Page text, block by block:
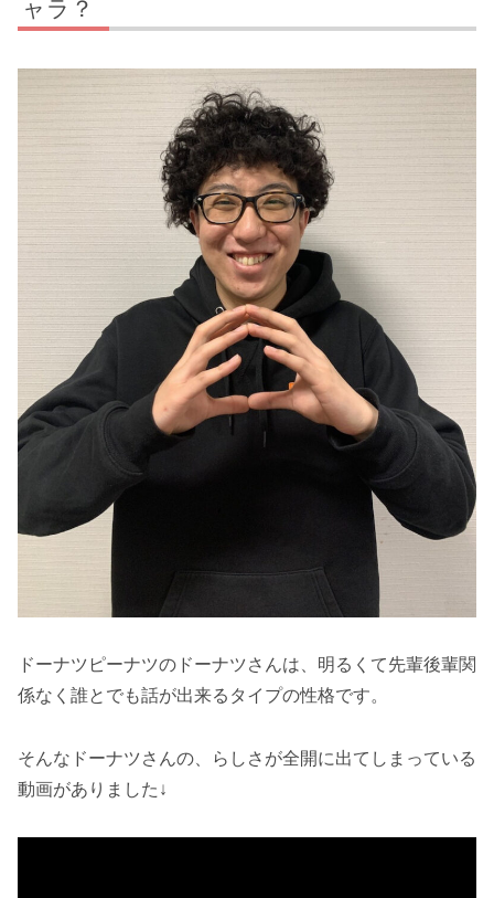
ャラ？
ドーナツピーナツのドーナツさんは、明るくて先輩後輩関
係なく誰とでも話が出来るタイプの性格です。
そんなドーナツさんの、らしさが全開に出てしまっている
動画がありました↓